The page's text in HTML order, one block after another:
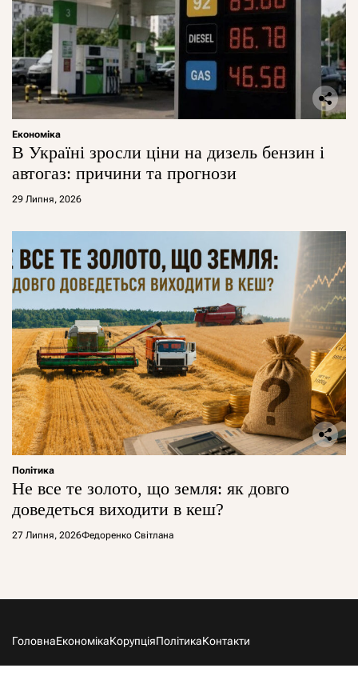
Економіка
В Україні зросли ціни на дизель бензин і
автогаз: причини та прогнози
29 Липня, 2026
Політика
Не все те золото, що земля: як довго
доведеться виходити в кеш?
27 Липня, 2026Федоренко Світлана
ГоловнаЕкономікаКорупціяПолітикаКонтакти